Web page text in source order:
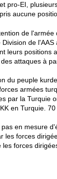
pro-EI,
aucune
de l'armée
de l'AAS
leurs positions
attaques à
du peuple
armées
par la Turquie
en Turquie.
en mesure
les forces
forces